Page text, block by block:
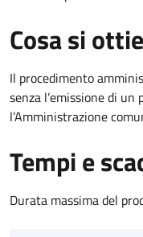
Cosa si
Il procedimento
senza l’emissione di
l’Amministrazione
Tempi e
Durata massima del